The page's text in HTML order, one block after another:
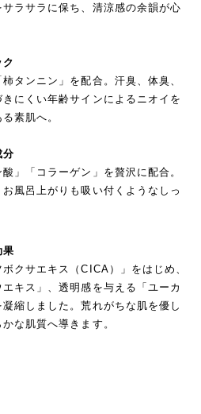
ラサラに保ち、清涼感の余韻が心
タンニン」を配合。汗臭、体臭、
にくい年齢サインによるニオイを
素肌へ。
分
」「コラーゲン」を贅沢に配合。
風呂上がりも吸い付くようなしっ
果
クサエキス（CICA）」をはじめ、
キス」、透明感を与える「ユーカ
縮しました。荒れがちな肌を優し
な肌質へ導きます。